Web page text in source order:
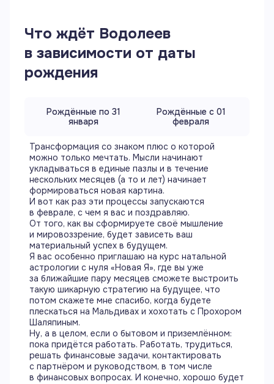
Что ждёт Водолеев
в зависимости от даты
рождения
Рождённые по 31
января
Рождённые с 01
февраля
Трансформация со знаком плюс о которой
можно только мечтать. Мысли начинают
укладываться в единые пазлы и в течение
нескольких месяцев (а то и лет) начинает
формироваться новая картина.
И вот как раз эти процессы запускаются
в феврале, с чем я вас и поздравляю.
От того, как вы сформируете своё мышление
и мировоззрение, будет зависеть ваш
материальный успех в будущем.
Я вас особенно приглашаю на курс натальной
астрологии с нуля «Новая Я», где вы уже
за ближайшие пару месяцев сможете выстроить
такую шикарную стратегию на будущее, что
потом скажете мне спасибо, когда будете
плескаться на Мальдивах и хохотать с Прохором
Шаляпиным.
Ну, а в целом, если о бытовом и приземлённом:
пока придётся работать. Работать, трудиться,
решать финансовые задачи, контактировать
с партнёром и руководством, в том числе
в финансовых вопросах. И конечно, хорошо будет